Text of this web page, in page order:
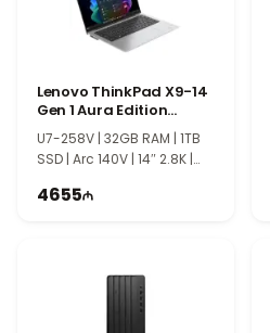
Lenovo ThinkPad X9-14
Gen 1 Aura Edition
21QA0086FW
U7-258V | 32GB RAM | 1TB
SSD | Arc 140V | 14″ 2.8K |
4655